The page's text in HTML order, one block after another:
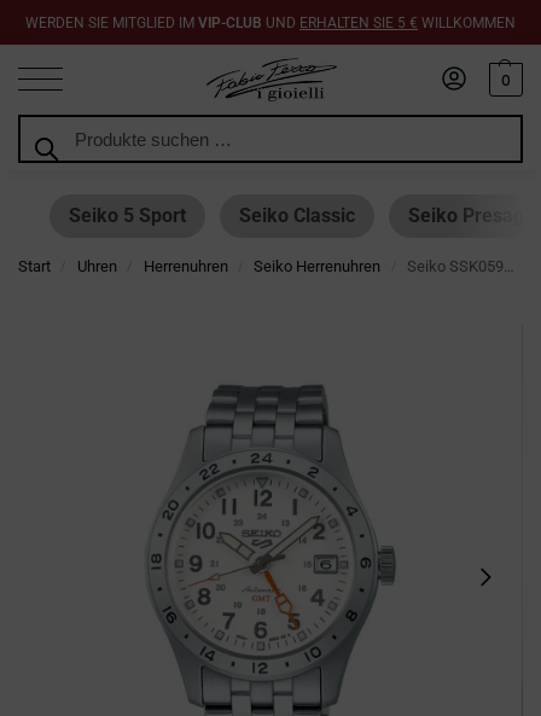
WERDEN SIE MITGLIED IM VIP-CLUB UND ERHALTEN SIE 5 € WILLKOMMEN
0
Seiko 5 Sport Seiko Classic Seiko Presage
Start Uhren Herrenuhren Seiko Herrenuhren Seiko SSK059K1 5 Sports Automatic GMT 39.4mm